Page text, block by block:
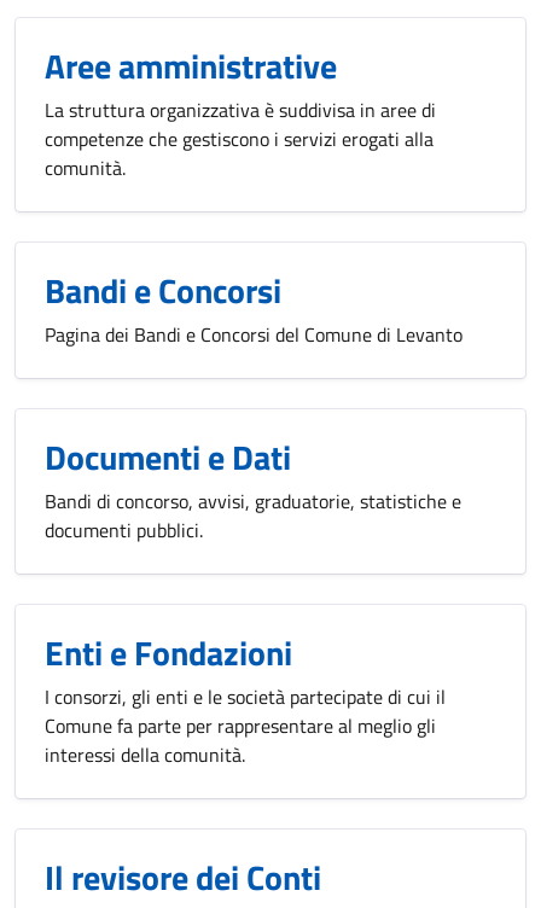
Aree amministrative
La struttura organizzativa è suddivisa in aree di
competenze che gestiscono i servizi erogati alla
comunità.
Bandi e Concorsi
Pagina dei Bandi e Concorsi del Comune di Levanto
Documenti e Dati
Bandi di concorso, avvisi, graduatorie, statistiche e
documenti pubblici.
Enti e Fondazioni
I consorzi, gli enti e le società partecipate di cui il
Comune fa parte per rappresentare al meglio gli
interessi della comunità.
Il revisore dei Conti